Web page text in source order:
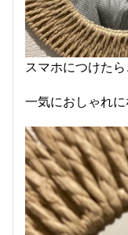
スマホにつけた
一気におしゃれに